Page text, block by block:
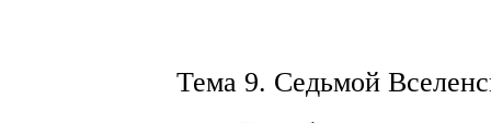
Тема 9. Седьмой Все